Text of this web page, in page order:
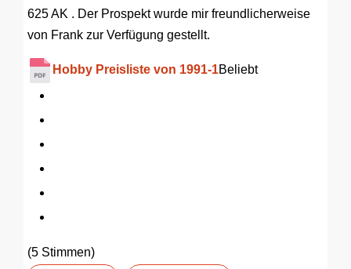
625 AK . Der Prospekt wurde mir freundlicherweise
von Frank zur Verfügung gestellt.
Hobby Preisliste von 1991-1Beliebt
(5 Stimmen)